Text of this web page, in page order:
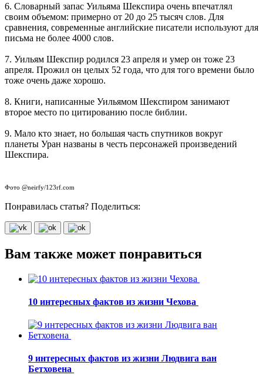
6. Словарный запас Уильяма Шекспира очень впечатлял
своим объемом: примерно от 20 до 25 тысяч слов. Для
сравнения, современные английские писатели используют для
письма не более 4000 слов.
7. Уильям Шекспир родился 23 апреля и умер он тоже 23
апреля. Прожил он целых 52 года, что для того времени было
тоже очень даже хорошо.
8. Книги, написанные Уильямом Шекспиром занимают
второе место по цитированию после библии.
9. Мало кто знает, но большая часть спутников вокруг
планеты Уран названы в честь персонажей произведений
Шекспира.
Фото @neirfy/123rf.com
Понравилась статья? Поделиться:
Вам также может понравиться
10 интересных фактов из жизни Чехова
9 интересных фактов из жизни Людвига ван
Бетховена